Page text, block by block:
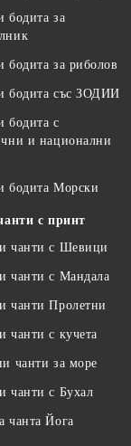
бодита за
бодита за риболов
бодита със ЗОДИИ
бодита с
и национални
бодита Морски
с принт
чанти с Шевици
чанти с Мандала
чанти Пролетни
чанти с кучета
чанти за море
чанти с Бухал
чанта Йога